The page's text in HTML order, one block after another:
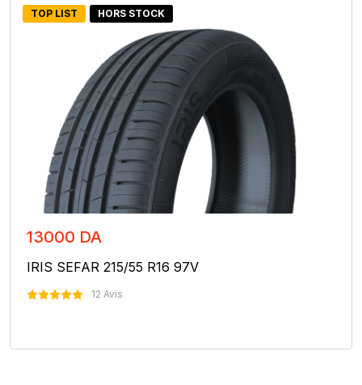
TOP LIST HORS STOCK
13000 DA
IRIS SEFAR 215/55 R16 97V
12 Avis